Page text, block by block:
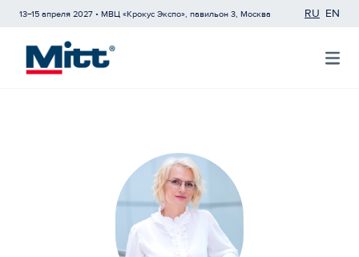
13−15 апреля 2027 • МВЦ «Крокус Экспо», павильон 3, Москва RU EN